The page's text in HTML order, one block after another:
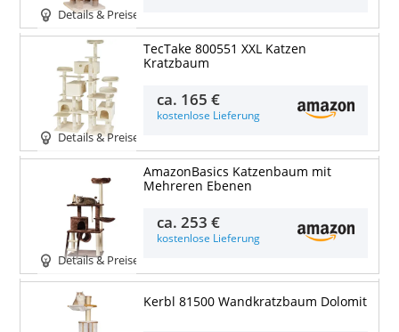
Details & Preise
Details & Preise
TecTake 800551 XXL Katzen
Kratzbaum
ca. 165 €
kostenlose Lieferung
Details & Preise
AmazonBasics Katzenbaum mit
Mehreren Ebenen
ca.253 €
kostenlose Lieferung
Kerbl 81500 Wandkratzbaum Dolomit